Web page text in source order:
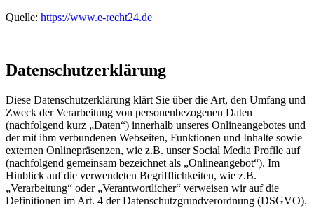
Quelle: https://www.e-recht24.de
Datenschutzerklärung
Diese Datenschutzerklärung klärt Sie über die Art, den Umfang und
Zweck der Verarbeitung von personenbezogenen Daten
(nachfolgend kurz „Daten“) innerhalb unseres Onlineangebotes und
der mit ihm verbundenen Webseiten, Funktionen und Inhalte sowie
externen Onlinepräsenzen, wie z.B. unser Social Media Profile auf
(nachfolgend gemeinsam bezeichnet als „Onlineangebot“). Im
Hinblick auf die verwendeten Begrifflichkeiten, wie z.B.
„Verarbeitung“ oder „Verantwortlicher“ verweisen wir auf die
Definitionen im Art. 4 der Datenschutzgrundverordnung (DSGVO).